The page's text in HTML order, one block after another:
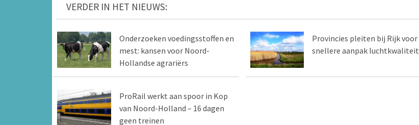
VERDER IN HET NIEUWS:
Onderzoeken voedingsstoffen en
mest: kansen voor Noord-
Hollandse agrariërs
Provincies pleiten bij Rijk voor
snellere aanpak luchtkwaliteit
ProRail werkt aan spoor in Kop
van Noord-Holland – 16 dagen
geen treinen